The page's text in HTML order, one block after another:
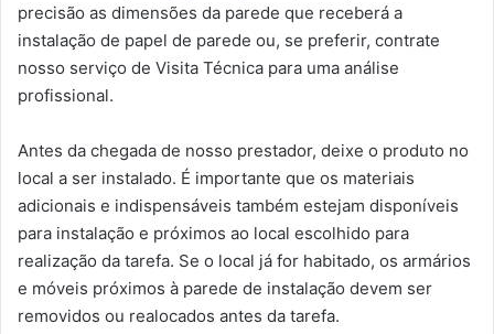
precisão as dimensões da parede que receberá a
instalação de papel de parede ou, se preferir, contrate
nosso serviço de Visita Técnica para uma análise
profissional.
Antes da chegada de nosso prestador, deixe o produto no
local a ser instalado. É importante que os materiais
adicionais e indispensáveis também estejam disponíveis
para instalação e próximos ao local escolhido para
realização da tarefa. Se o local já for habitado, os armários
e móveis próximos à parede de instalação devem ser
removidos ou realocados antes da tarefa.